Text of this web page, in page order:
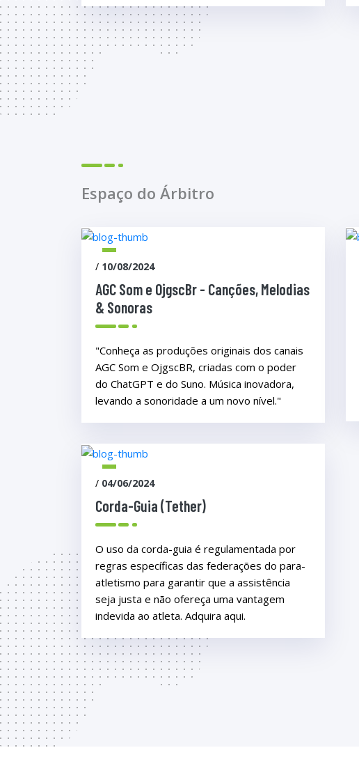
Espaço do Árbitro
/ 10/08/2024
AGC Som e OjgscBr - Canções, Melodias
& Sonoras
"Conheça as produções originais dos canais
AGC Som e OjgscBR, criadas com o poder
do ChatGPT e do Suno. Música inovadora,
levando a sonoridade a um novo nível."
/ 04/06/2024
Corda-Guia (Tether)
O uso da corda-guia é regulamentada por
regras específicas das federações do para-
atletismo para garantir que a assistência
seja justa e não ofereça uma vantagem
indevida ao atleta. Adquira aqui.